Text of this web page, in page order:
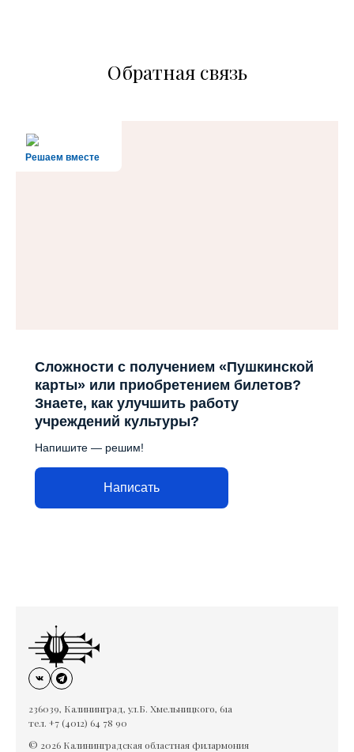
Обратная связь
Решаем вместе
Сложности с получением «Пушкинской
карты» или приобретением билетов?
Знаете, как улучшить работу
учреждений культуры?
Напишите — решим!
Написать
236039, Калининград, ул.Б. Хмельницкого, 61а
тел. +7 (4012) 64 78 90
© 2026 Калининградская областная филармония